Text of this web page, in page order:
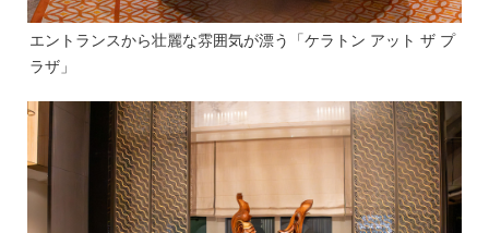
エントランスから壮麗な雰囲気が漂う「ケラトン アット ザ プ
ラザ」